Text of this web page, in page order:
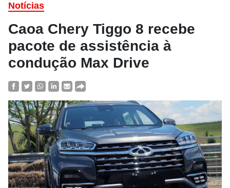
Notícias
Caoa Chery Tiggo 8 recebe
pacote de assistência à
condução Max Drive